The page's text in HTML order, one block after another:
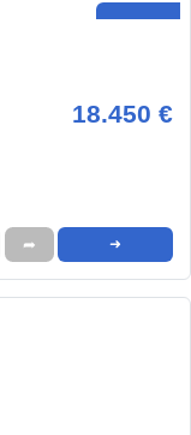
18.450 €
➦ ➜